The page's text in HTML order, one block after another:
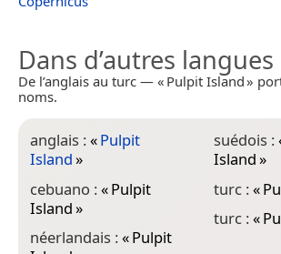
Dans d’autres langues
De l’anglais au turc — « Pulpit Island »
noms.
anglais :«Pulpit
Island»
cebuano :«Pulpit
Island»
néerlandais :«Pulpit
suédois :
Island»
turc :«
turc :«